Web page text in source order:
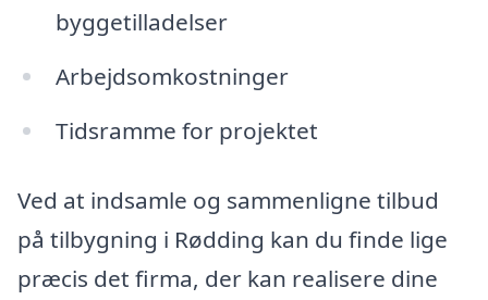
byggetilladelser
Arbejdsomkostninger
Tidsramme for projektet
Ved at indsamle og sammenligne tilbud
på tilbygning i Rødding kan du finde lige
præcis det firma, der kan realisere dine